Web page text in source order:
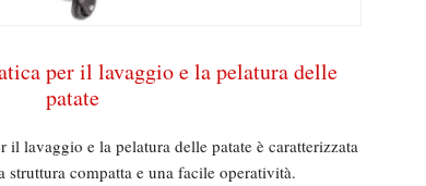
per il lavaggio e la pelatura delle
patate
il lavaggio e la pelatura delle patate è caratterizzata
compatta e una facile operatività.